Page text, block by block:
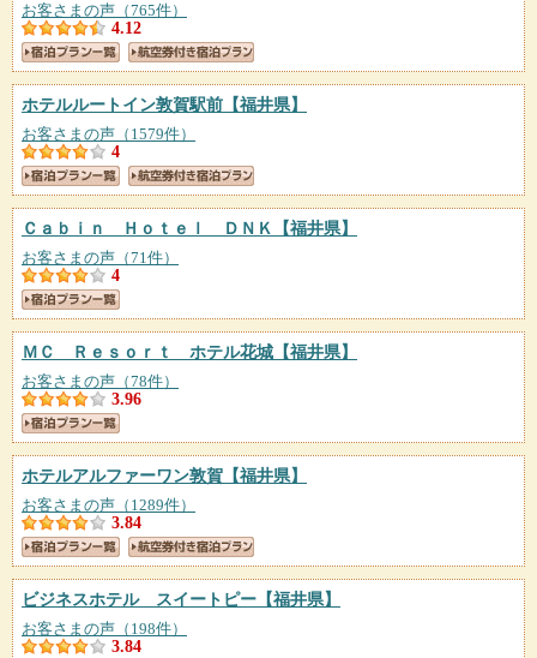
お客さまの声（765件）
4.12
ホテルルートイン敦賀駅前 【福井県】
お客さまの声（1579件）
4
Ｃａｂｉｎ Ｈｏｔｅｌ ＤＮＫ 【福井県】
お客さまの声（71件）
4
ＭＣ Ｒｅｓｏｒｔ ホテル花城 【福井県】
お客さまの声（78件）
3.96
ホテルアルファーワン敦賀 【福井県】
お客さまの声（1289件）
3.84
ビジネスホテル スイートピー 【福井県】
お客さまの声（198件）
3.84